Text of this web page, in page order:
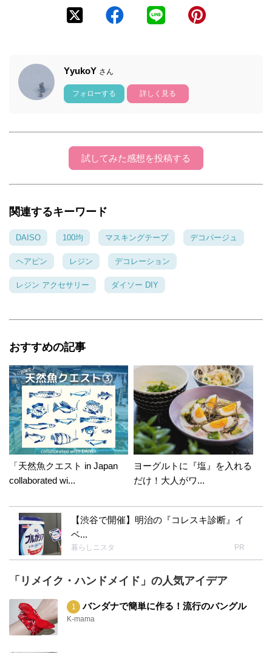
YyukoY さん
フォローする 詳しく見る
試してみた感想を投稿する
関連するキーワード
DAISO 100均 マスキングテープ デコパージュ
ヘアピン レジン デコレーション
レジン アクセサリー ダイソー DIY
おすすめの記事
「天然魚クエスト in Japan
collaborated wi...
ヨーグルトに『塩』を入れる
だけ！大人がワ...
【渋谷で開催】明治の『コレスキ診断』イ
ベ...
暮らしニスタ PR
「リメイク・ハンドメイド」の人気アイデア
バンダナで簡単に作る！流行のバングル
K-mama